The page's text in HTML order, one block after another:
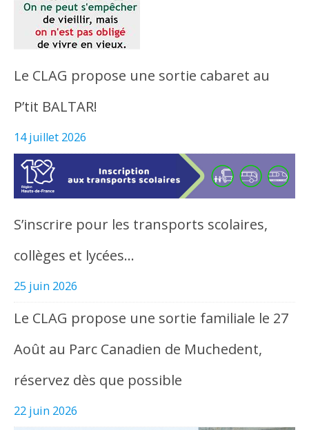
Le CLAG propose une sortie cabaret au
P’tit BALTAR!
14 juillet 2026
S’inscrire pour les transports scolaires,
collèges et lycées…
25 juin 2026
Le CLAG propose une sortie familiale le 27
Août au Parc Canadien de Muchedent,
réservez dès que possible
22 juin 2026